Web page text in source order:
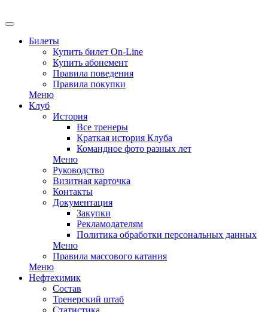
Билеты
Купить билет On-Line
Купить абонемент
Правила поведения
Правила покупки
Меню
Клуб
История
Все тренеры
Краткая история Клуба
Командное фото разных лет
Меню
Руководство
Визитная карточка
Контакты
Документация
Закупки
Рекламодателям
Политика обработки персональных данных
Меню
Правила массового катания
Меню
Нефтехимик
Состав
Тренерский штаб
Статистика